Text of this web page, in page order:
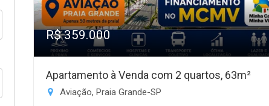
R$ 359.000
Apartamento à Venda com 2 quartos, 63m²
Aviação, Praia Grande-SP